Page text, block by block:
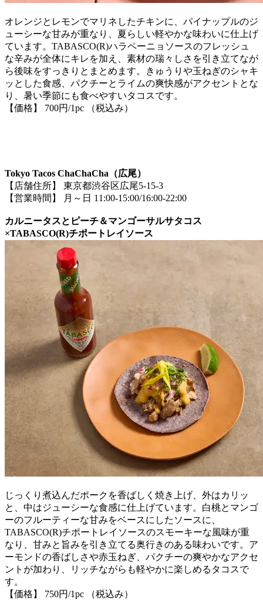
オレンジとレモンでマリネしたチキンに、パイナップルのジ
ューシーな甘みが重なり、夏らしい軽やかな味わいに仕上げ
ています。TABASCO(R)ハラペーニョソースのフレッシュ
な辛みが全体にキレを加え、素材の瑞々しさを引き立てなが
ら後味をすっきりとまとめます。きゅうりや玉ねぎのシャキ
ッとした食感、パクチーとライムの爽快感がアクセントとな
り、暑い季節にも食べやすいタコスです。
【価格】 700円/1pc （税込み）
Tokyo Tacos ChaChaCha（広尾）
【店舗住所】 東京都渋谷区広尾5-15-3
【営業時間】 月～日 11:00-15:00/16:00-22:00
カルニータスとピーチ＆マンゴーサルサタコス
×TABASCO(R)チポートレイソース
じっくり煮込んだポークを香ばしく焼き上げ、外はカリッ
と、中はジューシーな食感に仕上げています。白桃とマンゴ
ーのフルーティーな甘みをベースにしたソースに、
TABASCO(R)チポートレイソースのスモーキーな風味が重
なり、甘みと旨みを引き立てる奥行きのある味わいです。ア
ーモンドの香ばしさや赤玉ねぎ、パクチーの爽やかなアクセ
ントが加わり、リッチながらも軽やかに楽しめるタコスで
す。
【価格】 750円/1pc （税込み）